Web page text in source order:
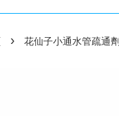
› 花仙子小通水管疏通劑